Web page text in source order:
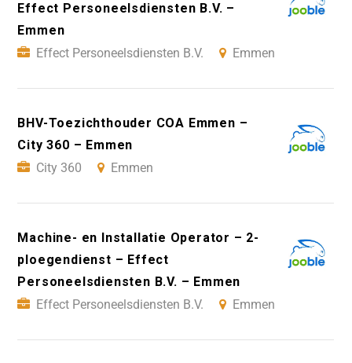
Effect Personeelsdiensten B.V. –
Emmen
Effect Personeelsdiensten B.V.
Emmen
BHV-Toezichthouder COA Emmen –
City 360 – Emmen
City 360
Emmen
Machine- en Installatie Operator – 2-
ploegendienst – Effect
Personeelsdiensten B.V. – Emmen
Effect Personeelsdiensten B.V.
Emmen